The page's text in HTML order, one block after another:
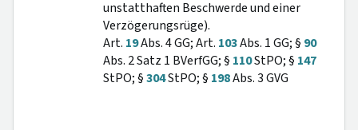
unstatthaften Beschwerde und einer
Verzögerungsrüge).
Art. 19Abs. 4 GG; Art. 103Abs. 1 GG; § 90
Abs. 2 Satz 1 BVerfGG; § 110StPO; § 147
StPO; §304StPO; § 198Abs. 3 GVG